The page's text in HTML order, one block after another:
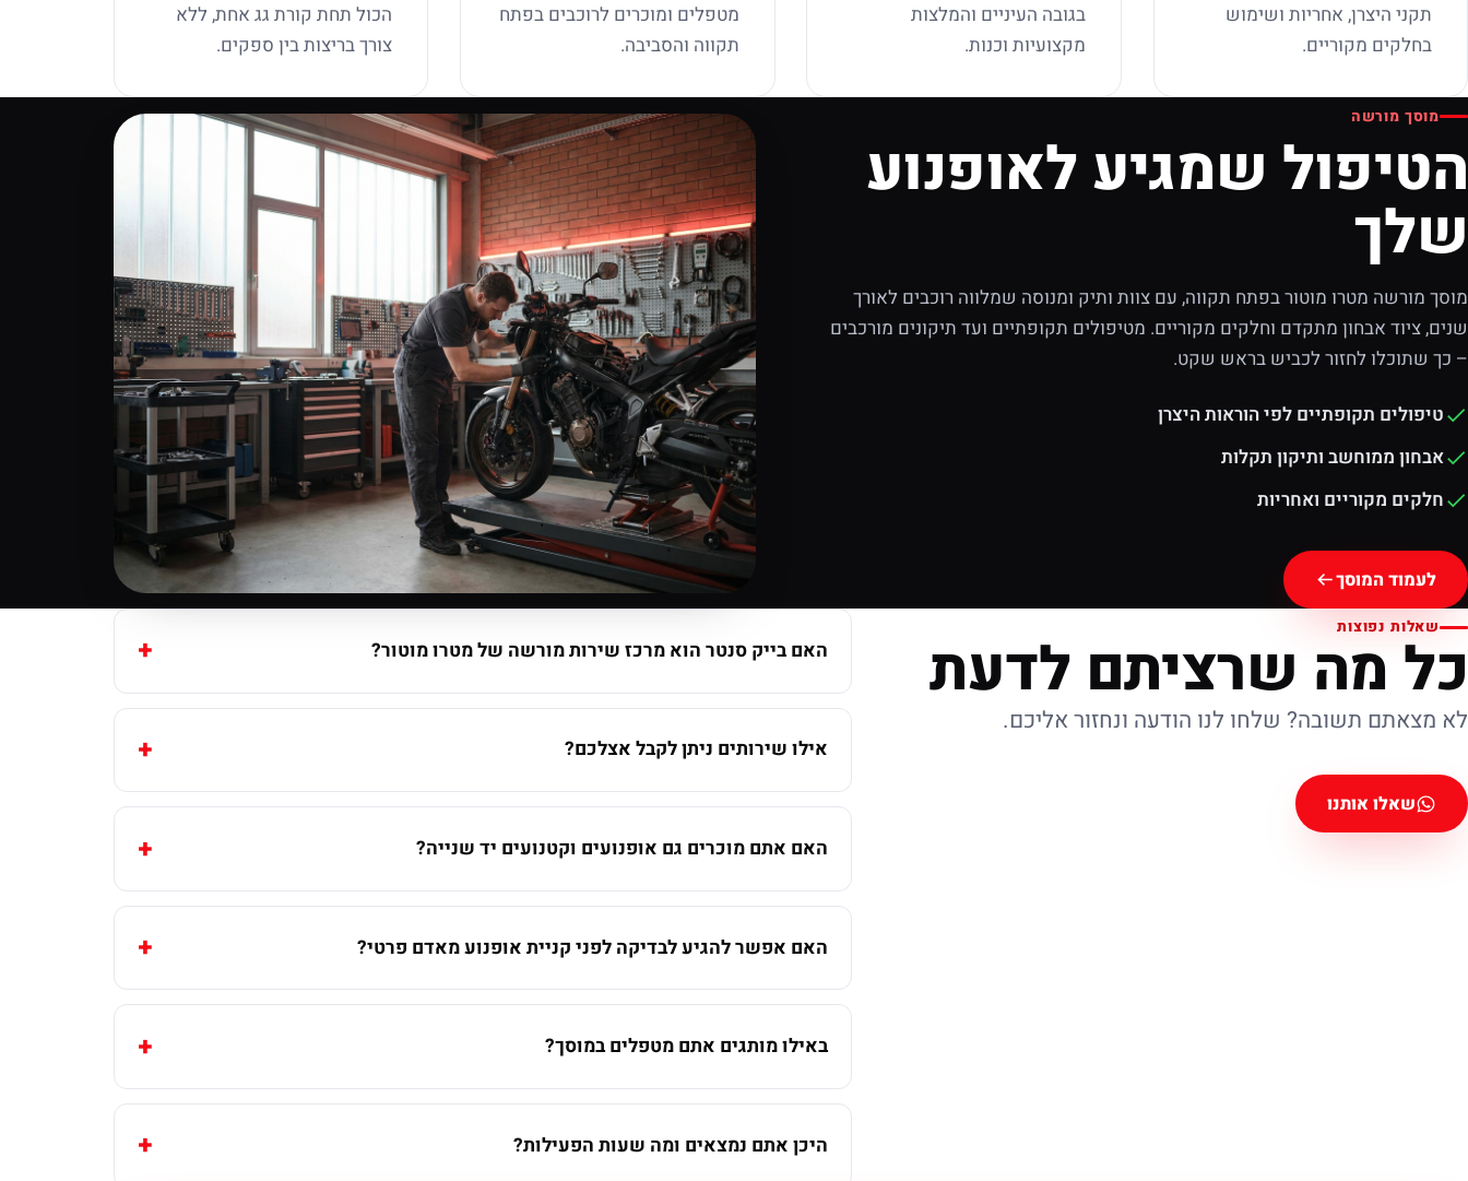
תקני היצרן, אחריות ושימוש
בחלקים מקוריים.
בגובה העיניים והמלצות
מקצועיות וכנות.
מטפלים ומוכרים לרוכבים בפתח
תקווה והסביבה.
הכול תחת קורת גג אחת, ללא
צורך בריצות בין ספקים.
מוסך מורשה
הטיפול שמגיע לאופנוע
שלך
מוסך מורשה מטרו מוטור בפתח תקווה, עם צוות ותיק ומנוסה שמלווה רוכבים לאורך
שנים, ציוד אבחון מתקדם וחלקים מקוריים. מטיפולים תקופתיים ועד תיקונים מורכבים
– כך שתוכלו לחזור לכביש בראש שקט.
טיפולים תקופתיים לפי הוראות היצרן
אבחון ממוחשב ותיקון תקלות
חלקים מקוריים ואחריות
לעמוד המוסך
שאלות נפוצות
כל מה שרציתם לדעת
לא מצאתם תשובה? שלחו לנו הודעה ונחזור אליכם.
שאלו אותנו
האם בייק סנטר הוא מרכז שירות מורשה של מטרו מוטור?
אילו שירותים ניתן לקבל אצלכם?
האם אתם מוכרים גם אופנועים וקטנועים יד שנייה?
האם אפשר להגיע לבדיקה לפני קניית אופנוע מאדם פרטי?
באילו מותגים אתם מטפלים במוסך?
היכן אתם נמצאים ומה שעות הפעילות?